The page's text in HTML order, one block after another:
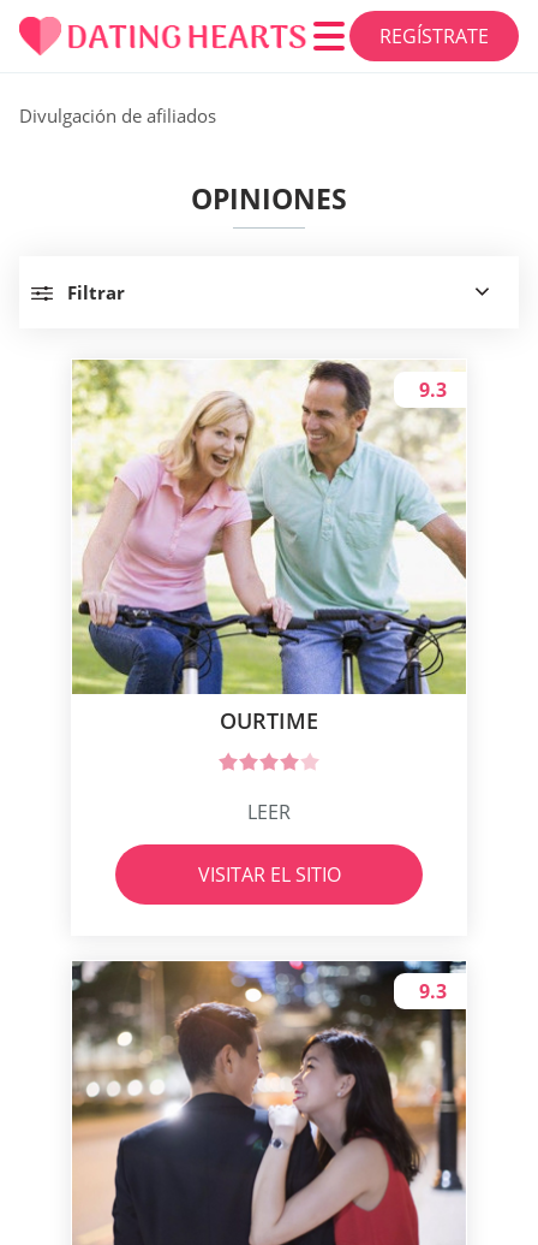
REGÍSTRATE
Divulgación de afiliados
OPINIONES
Filtrar
OURTIME
9.3
LEER
VISITAR EL SITIO
9.3